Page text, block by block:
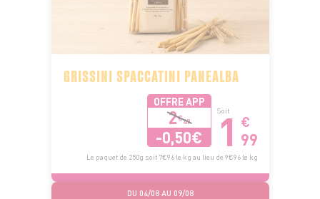
GRISSINI SPACCATINI PANEALBA
OFFRE APP
2€49
-0,50€
Soit
1 €
99
Le paquet de 250g soit 7€96 le kg au lieu de 9€96 le kg
DU 04/08 AU 09/08